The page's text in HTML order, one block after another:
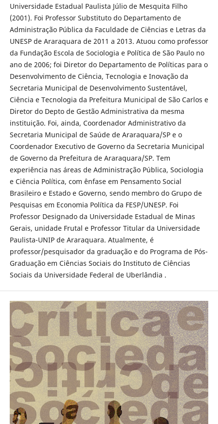
Universidade Estadual Paulista Júlio de Mesquita Filho
(2001). Foi Professor Substituto do Departamento de
Administração Pública da Faculdade de Ciências e Letras da
UNESP de Araraquara de 2011 a 2013. Atuou como professor
da Fundação Escola de Sociologia e Política de São Paulo no
ano de 2006; foi Diretor do Departamento de Políticas para o
Desenvolvimento de Ciência, Tecnologia e Inovação da
Secretaria Municipal de Desenvolvimento Sustentável,
Ciência e Tecnologia da Prefeitura Municipal de São Carlos e
Diretor do Depto de Gestão Administrativa da mesma
instituição. Foi, ainda, Coordenador Administrativo da
Secretaria Municipal de Saúde de Araraquara/SP e o
Coordenador Executivo de Governo da Secretaria Municipal
de Governo da Prefeitura de Araraquara/SP. Tem
experiência nas áreas de Administração Pública, Sociologia
e Ciência Política, com ênfase em Pensamento Social
Brasileiro e Estado e Governo, sendo membro do Grupo de
Pesquisas em Economia Política da FESP/UNESP. Foi
Professor Designado da Universidade Estadual de Minas
Gerais, unidade Frutal e Professor Titular da Universidade
Paulista-UNIP de Araraquara. Atualmente, é
professor/pesquisador da graduação e do Programa de Pós-
Graduação em Ciências Sociais do Instituto de Ciências
Sociais da Universidade Federal de Uberlândia .